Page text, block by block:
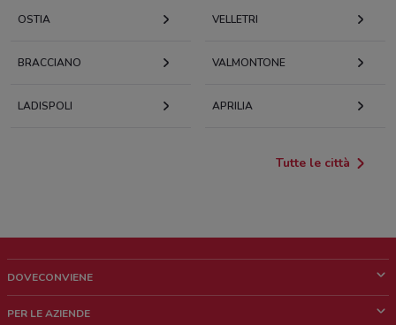
OSTIA VELLETRI
BRACCIANO VALMONTONE
LADISPOLI APRILIA
Tutte le città
DOVECONVIENE
PER LE AZIENDE